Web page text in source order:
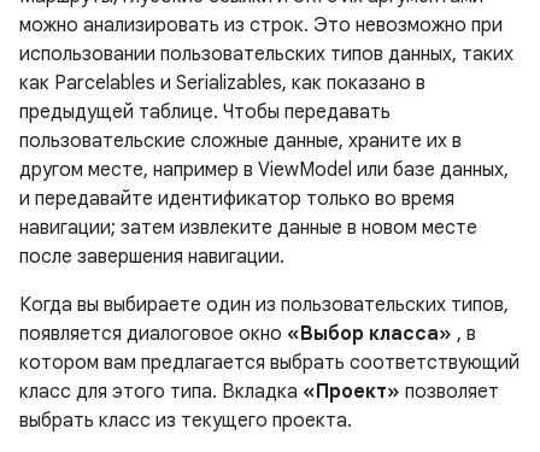
можно анализировать из строк. Это невозможно при
использовании пользовательских типов данных, таких
как Parcelables и Serializables, как показано в
предыдущей таблице. Чтобы передавать
пользовательские сложные данные, храните их в
другом месте, например в ViewModel или базе данных,
и передавайте идентификатор только во время
навигации; затем извлеките данные в новом месте
после завершения навигации.
Когда вы выбираете один из пользовательских типов,
появляется диалоговое окно «Выбор класса» , в
котором вам предлагается выбрать соответствующий
класс для этого типа. Вкладка «Проект» позволяет
выбрать класс из текущего проекта.